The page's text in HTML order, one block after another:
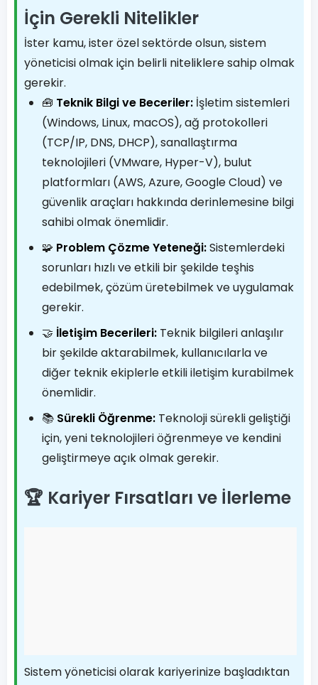
İçin Gerekli Nitelikler
İster kamu, ister özel sektörde olsun, sistem
yöneticisi olmak için belirli niteliklere sahip olmak
gerekir.
🧰 Teknik Bilgi ve Beceriler: İşletim sistemleri
(Windows, Linux, macOS), ağ protokolleri
(TCP/IP, DNS, DHCP), sanallaştırma
teknolojileri (VMware, Hyper-V), bulut
platformları (AWS, Azure, Google Cloud) ve
güvenlik araçları hakkında derinlemesine bilgi
sahibi olmak önemlidir.
🧩 Problem Çözme Yeteneği:Sistemlerdeki
sorunları hızlı ve etkili bir şekilde teşhis
edebilmek, çözüm üretebilmek ve uygulamak
gerekir.
🤝 İletişim Becerileri: Teknik bilgileri anlaşılır
bir şekilde aktarabilmek, kullanıcılarla ve
diğer teknik ekiplerle etkili iletişim kurabilmek
önemlidir.
📚 Sürekli Öğrenme: Teknoloji sürekli geliştiği
için, yeni teknolojileri öğrenmeye ve kendini
geliştirmeye açık olmak gerekir.
🏆 Kariyer Fırsatları ve İlerleme
Sistem yöneticisi olarak kariyerinize başladıktan